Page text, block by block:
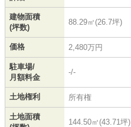
建物面積
(坪数)
88.29㎡(26.7坪)
価格 2,480万円
駐車場/
月額料金
-/-
土地権利 所有権
土地面積
144.50㎡(43.71坪)